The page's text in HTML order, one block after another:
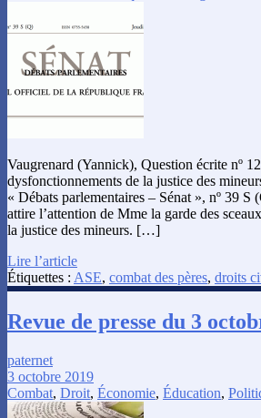
Vaugrenard (Yannick), Question écrite nº
dysfonctionnements de la justice des
« Débats parlementaires – Sénat », nº 39
attire l’attention de Mme la garde des
la justice des mineurs. […]
Lire l’article
Étiquettes : ASE, combat des pères, droits
Revue de presse du 3
paternet
3 octobre 2019
Combat, Droit, Économie, Éducation,